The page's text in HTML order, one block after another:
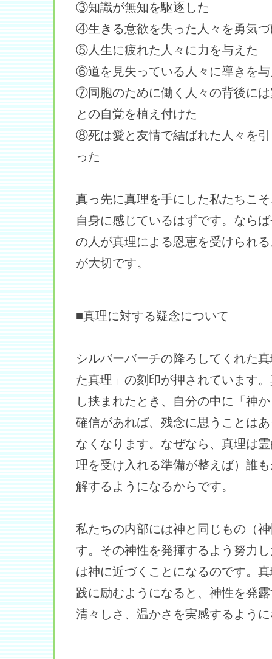
③知識が無知を駆逐した
④生きる意欲を失った人々を勇気
⑤人生に疲れた人々に力を与えた
⑥道を見失っている人々に導きを
⑦同胞のために働く人々の背後に
との自覚を植え付けた
⑧死は愛と友情で結ばれた人々を
った
真っ先に真理を手にした私たちこ
自身に感じているはずです。なら
の人が真理による恩恵を受けられ
が大切です。
■真理に対する疑念について
シルバーバーチの降ろしてくれた
た真理」の刻印が押されています
し挟まれたとき、自分の中に「神
確信があれば、残念に思うことは
なくなります。なぜなら、真理は
理を受け入れる準備が整えば）誰
解するようになるからです。
私たちの内部には神と同じもの（
す。その神性を発揮するよう努力
は神に近づくことになるのです。
践に励むようになると、神性を発
清々しさ、温かさを実感するよう